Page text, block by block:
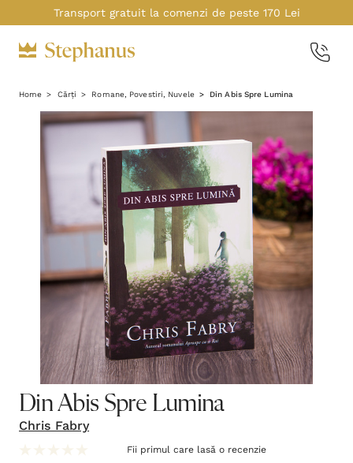
Transport gratuit la comenzi de peste 170 Lei
Home Cărți Romane, Povestiri, Nuvele Din Abis Spre Lumina
Din Abis Spre Lumina
Chris Fabry
Fii primul care lasă o recenzie